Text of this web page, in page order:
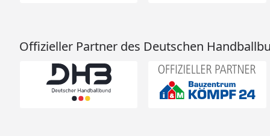
Offizieller Partner des Deutschen